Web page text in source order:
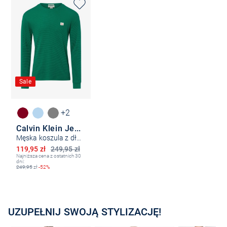
Sale
+2
Calvin Klein Jeans
Męska koszula z długim rękawem
249,95 zł
Obniżona cena
119,95 zł
Najniższa cena z ostatnich 30
dni:
249,95zł-52%
UZUPEŁNIJ SWOJĄ STYLIZACJĘ!